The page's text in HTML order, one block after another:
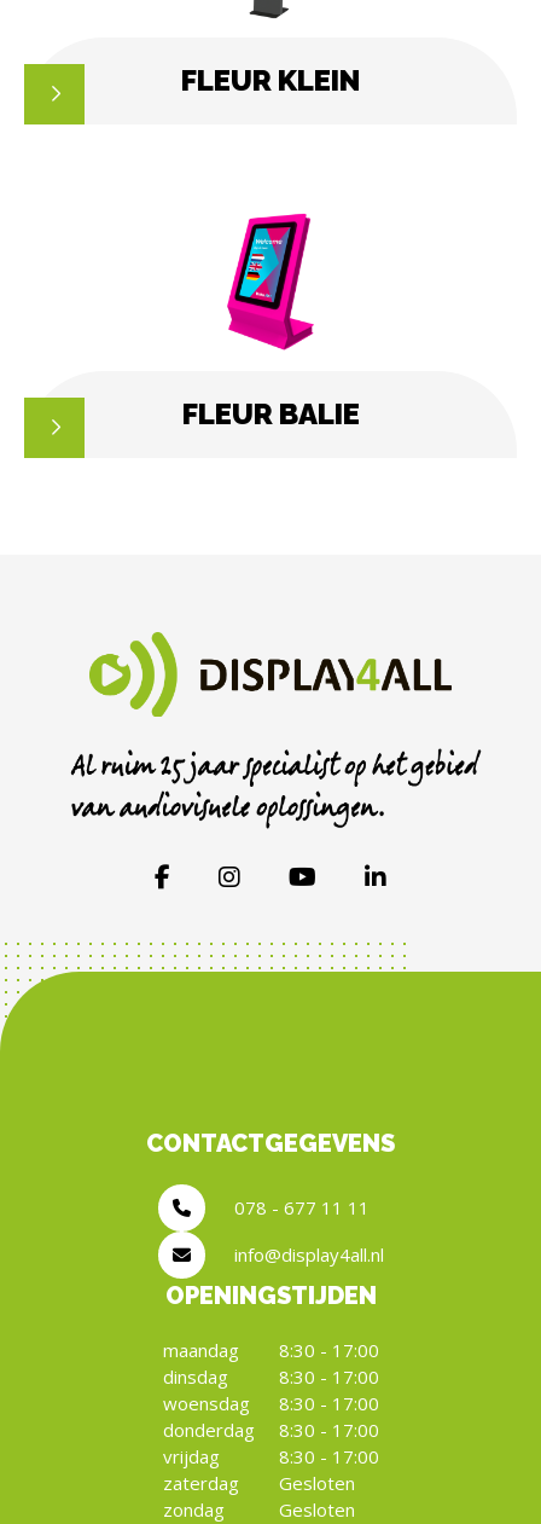
FLEUR KLEIN
FLEUR BALIE
CONTACTGEGEVENS
078 - 677 11 11
info@display4all.nl
OPENINGSTIJDEN
maandag
8:30 - 17:00
dinsdag
8:30 - 17:00
woensdag
8:30 - 17:00
donderdag
8:30 - 17:00
vrijdag
8:30 - 17:00
zaterdag
Gesloten
zondag
Gesloten